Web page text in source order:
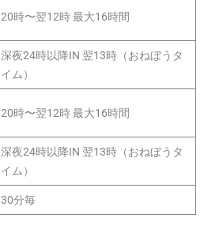
20時〜翌12時 最大16時間
深夜24時以降IN 翌13時（おねぼうタ
イム）
20時〜翌12時 最大16時間
深夜24時以降IN 翌13時（おねぼうタ
イム）
30分毎